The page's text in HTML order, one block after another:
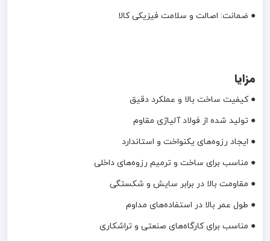
● ضمانت: اصالت و سلامت فیزیکی کالا
مزایا
● کیفیت ساخت بالا و عملکرد دقیق
● تولید شده از فولاد آلیاژی مقاوم
● ایجاد رزوه‌های یکنواخت و استاندارد
● مناسب برای ساخت و ترمیم رزوه‌های داخلی
● مقاومت بالا در برابر سایش و شکستگی
● طول عمر بالا در استفاده‌های مداوم
● مناسب برای کارگاه‌های صنعتی و تراشکاری